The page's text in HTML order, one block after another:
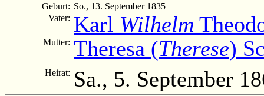
Geburt: So., 13. September 1835
Vater: Karl Wilhelm
Mutter: Theresa (Therese)
Heirat: Sa., 5. September